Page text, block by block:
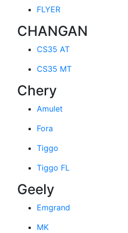
FLYER
CHANGAN
CS35 AT
CS35 MT
Chery
Amulet
Fora
Tiggo
Tiggo FL
Geely
Emgrand
MK